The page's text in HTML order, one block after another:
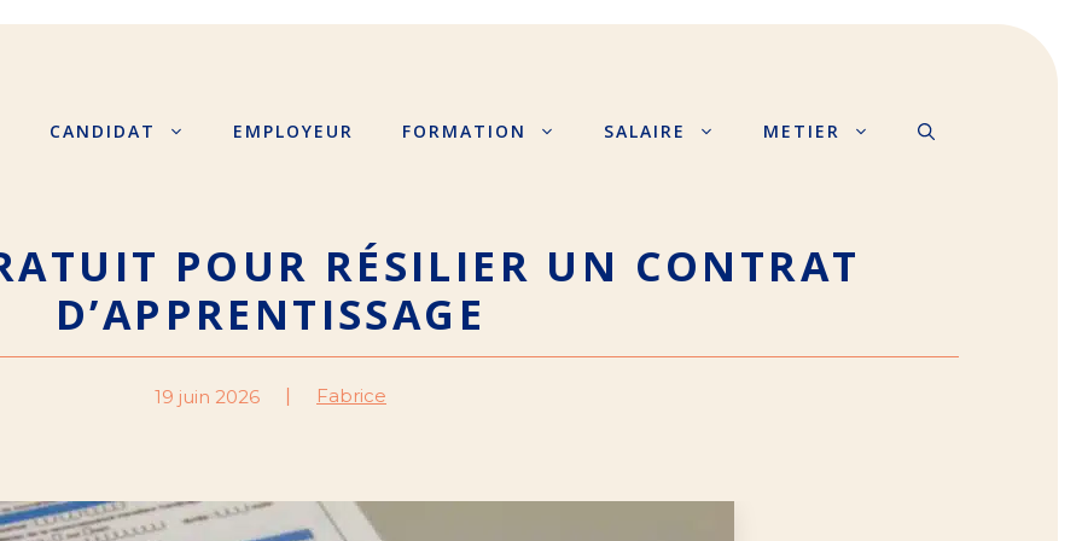
CANDIDAT EMPLOYEUR FORMATION SALAIRE METIER
POUR RÉSILIER UN CONTRAT
D’APPRENTISSAGE
19 juin 2026 Fabrice